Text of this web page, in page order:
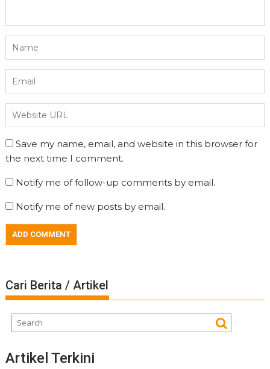
Save my name, email, and website in this browser for
the next time I comment.
Notify me of follow-up comments by email.
Notify me of new posts by email.
Cari Berita / Artikel
Artikel Terkini